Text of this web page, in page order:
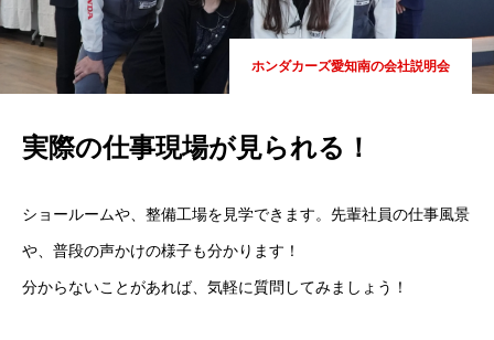
会社を知る
仕事を知る
ホンダカーズ愛知南の会社説明会
実際の仕事現場が見られる！
ショールームや、整備工場を見学できます。先輩社員の仕事風景
や、普段の声かけの様子も分かります！
分からないことがあれば、気軽に質問してみましょう！